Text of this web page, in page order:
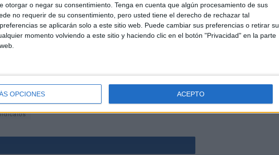
otorgar o negar su consentimiento. Tenga en cuenta que algún procesamiento de sus
no requerir de su consentimiento, pero usted tiene el derecho de rechazar tal
se aplicarán solo a este sitio web. Puede cambiar sus preferencias o retirar su
momento volviendo a este sitio y haciendo clic en el botón "Privacidad" en la parte
OPCIONES ACEPTO
de la Administración de Justicia a apoyar estas
sindicales a trabajar de forma unitaria en